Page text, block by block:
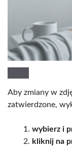
Aby zmiany w
zatwierdzone,
wybierz i
kliknij na